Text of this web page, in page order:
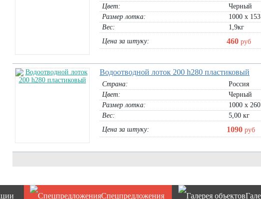
Цвет:
Черный
Размер лотка:
1000 х
Вес:
1,9кг
Цена за штуку:
460 руб
Водоотводной лоток 200 h280 пластиковый
Страна:
Россия
Цвет:
Черный
Размер лотка:
1000 х
Вес:
5,00 кг
Цена за штуку:
1090 руб
Спецпредложения